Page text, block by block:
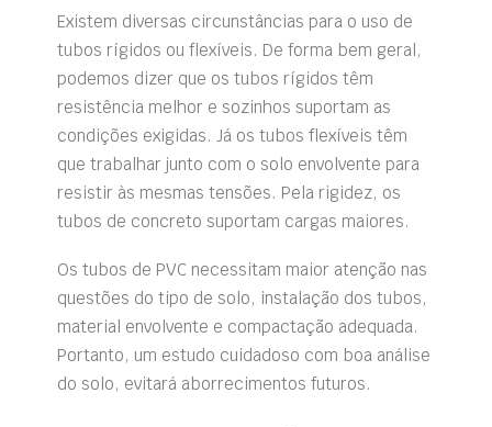
Existem diversas circunstâncias para o uso de
tubos rígidos ou flexíveis. De forma bem geral,
podemos dizer que os tubos rígidos têm
resistência melhor e sozinhos suportam as
condições exigidas. Já os tubos flexíveis têm
que trabalhar junto com o solo envolvente para
resistir às mesmas tensões. Pela rigidez, os
tubos de concreto suportam cargas maiores.
Os tubos de PVC necessitam maior atenção nas
questões do tipo de solo, instalação dos tubos,
material envolvente e compactação adequada.
Portanto, um estudo cuidadoso com boa análise
do solo, evitará aborrecimentos futuros.